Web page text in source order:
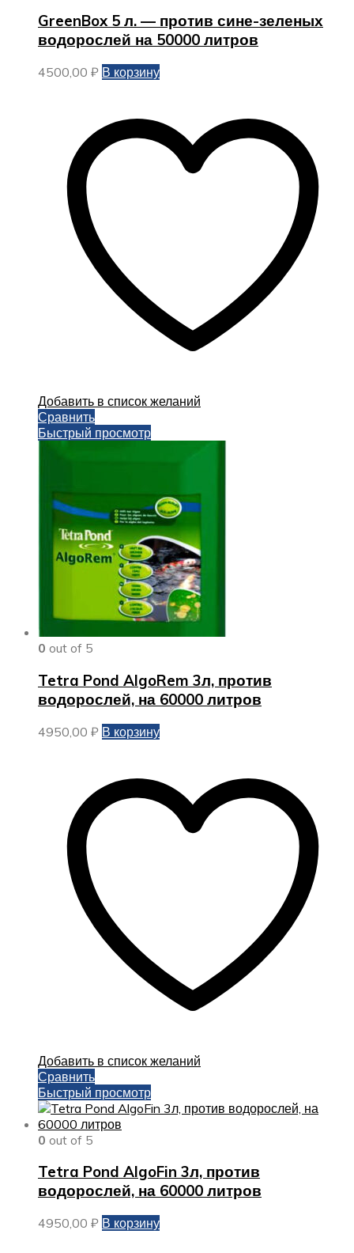
GreenBox 5 л. — против сине-зеленых
водорослей на 50000 литров
4500,00 ₽ В корзину
Добавить в список желаний
Сравнить
Быстрый просмотр
0 out of 5
Tetra Pond AlgoRem 3л, против
водорослей, на 60000 литров
4950,00 ₽ В корзину
Добавить в список желаний
Сравнить
Быстрый просмотр
0 out of 5
Tetra Pond AlgoFin 3л, против
водорослей, на 60000 литров
4950,00 ₽ В корзину